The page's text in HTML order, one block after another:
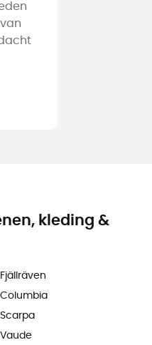
kleding &
Fjällräven
Columbia
Scarpa
Vaude